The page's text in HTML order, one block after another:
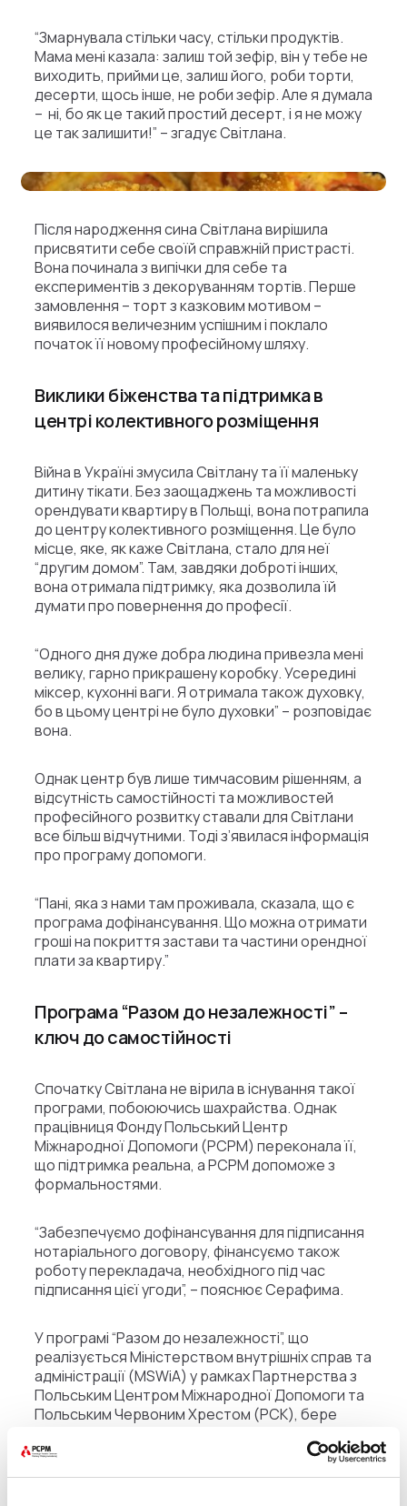
“Змарнувала стільки часу, стільки продуктів.
Мама мені казала: залиш той зефір, він у тебе не
виходить, прийми це, залиш його, роби торти,
десерти, щось інше, не роби зефір. Але я думала
– ні, бо як це такий простий десерт, і я не можу
це так залишити!” – згадує Світлана.
Після народження сина Світлана вирішила
присвятити себе своїй справжній пристрасті.
Вона починала з випічки для себе та
експериментів з декоруванням тортів. Перше
замовлення – торт з казковим мотивом –
виявилося величезним успішним і поклало
початок її новому професійному шляху.
Виклики біженства та підтримка в
центрі колективного розміщення
Війна в Україні змусила Світлану та її маленьку
дитину тікати. Без заощаджень та можливості
орендувати квартиру в Польщі, вона потрапила
до центру колективного розміщення. Це було
місце, яке, як каже Світлана, стало для неї
“другим домом”. Там, завдяки доброті інших,
вона отримала підтримку, яка дозволила їй
думати про повернення до професії.
“Одного дня дуже добра людина привезла мені
велику, гарно прикрашену коробку. Усередині
міксер, кухонні ваги. Я отримала також духовку,
бо в цьому центрі не було духовки” – розповідає
вона.
Однак центр був лише тимчасовим рішенням, а
відсутність самостійності та можливостей
професійного розвитку ставали для Світлани
все більш відчутними. Тоді з’явилася інформація
про програму допомоги.
“Пані, яка з нами там проживала, сказала, що є
програма дофінансування. Що можна отримати
гроші на покриття застави та частини орендної
плати за квартиру.”
Програма “Разом до незалежності” –
ключ до самостійності
Спочатку Світлана не вірила в існування такої
програми, побоюючись шахрайства. Однак
працівниця Фонду Польський Центр
Міжнародної Допомоги (PCPM) переконала її,
що підтримка реальна, а PCPM допоможе з
формальностями.
“Забезпечуємо дофінансування для підписання
нотаріального договору, фінансуємо також
роботу перекладача, необхідного під час
підписання цієї угоди”, – пояснює Серафима.
У програмі “Разом до незалежності”, що
реалізується Міністерством внутрішніх справ та
адміністрації (MSWiA) у рамках Партнерства з
Польським Центром Міжнародної Допомоги та
Польським Червоним Хрестом (PCK), бере
фінансується Європейським Союзом у рамках